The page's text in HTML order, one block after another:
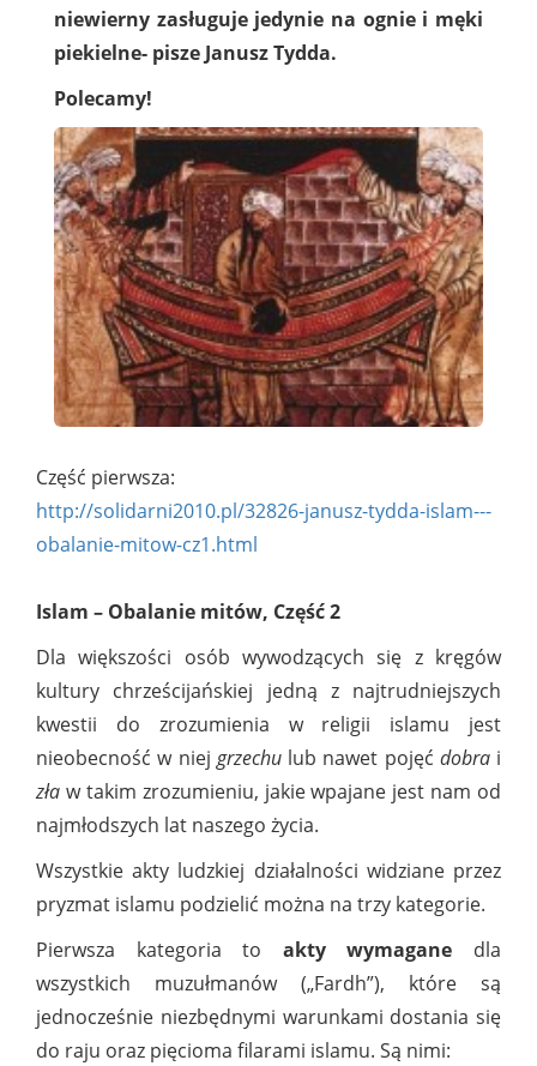
niewierny zasługuje jedynie na ognie i męki
piekielne- pisze Janusz Tydda.
Polecamy!
Część pierwsza:
http://solidarni2010.pl/32826-janusz-tydda-islam---
obalanie-mitow-cz1.html
Islam – Obalanie mitów, Część 2
Dla większości osób wywodzących się z kręgów
kultury chrześcijańskiej jedną z najtrudniejszych
kwestii do zrozumienia w religii islamu jest
nieobecność w niej grzechulub nawet pojęć dobrai
zła w takim zrozumieniu, jakie wpajane jest nam od
najmłodszych lat naszego życia.
Wszystkie akty ludzkiej działalności widziane przez
pryzmat islamu podzielić można na trzy kategorie.
Pierwsza kategoria to akty wymagane dla
wszystkich muzułmanów („Fardh”), które są
jednocześnie niezbędnymi warunkami dostania się
do raju oraz pięcioma filarami islamu. Są nimi: